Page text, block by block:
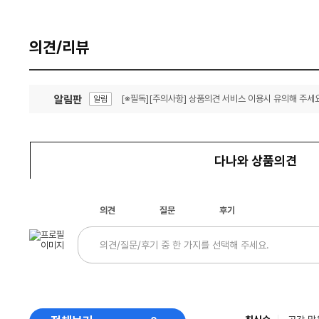
의견/리뷰
알림판 알림 [※필독][주의사항] 상품의견 서비스 이용시 유의해 주세
다나와 상품의견
의견 질문 후기